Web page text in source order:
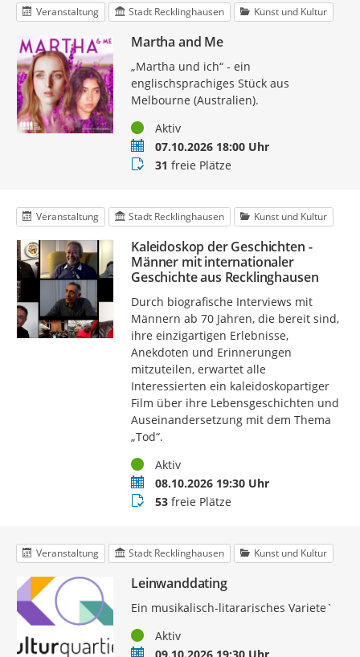
Veranstaltung Stadt Recklinghausen Kunst und Kultur
Martha and Me
„Martha und ich“ - ein
englischsprachiges Stück aus
Melbourne (Australien).
StatusAktiv
Termin07.10.2026 18:00 Uhr
Buchungsstatus
31 freie Plätze
Veranstaltung Stadt Recklinghausen Kunst und Kultur
Kaleidoskop der Geschichten -
Männer mit internationaler
Geschichte aus Recklinghausen
Durch biografische Interviews mit
Männern ab 70 Jahren, die bereit sind,
ihre einzigartigen Erlebnisse,
Anekdoten und Erinnerungen
mitzuteilen, erwartet alle
Interessierten ein kaleidoskopartiger
Film über ihre Lebensgeschichten und
Auseinandersetzung mit dem Thema
„Tod“.
StatusAktiv
Termin08.10.2026 19:30 Uhr
Buchungsstatus
53freie Plätze
Veranstaltung Stadt Recklinghausen Kunst und Kultur
Leinwanddating
Ein musikalisch-litararisches Variete`
StatusAktiv
Termin